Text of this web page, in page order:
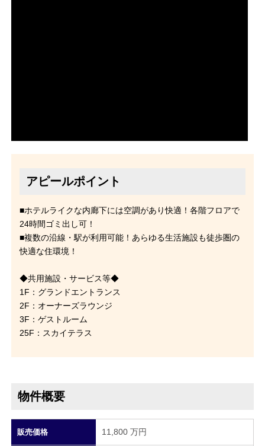
アピールポイント
■ホテルライクな内廊下には空調があり快適！各階フロアで
24時間ゴミ出し可！
■複数の沿線・駅が利用可能！あらゆる生活施設も徒歩圏の
快適な住環境！
◆共用施設・サービス等◆
1F：グランドエントランス
2F：オーナーズラウンジ
3F：ゲストルーム
25F：スカイテラス
物件概要
販売価格 11,800 万円